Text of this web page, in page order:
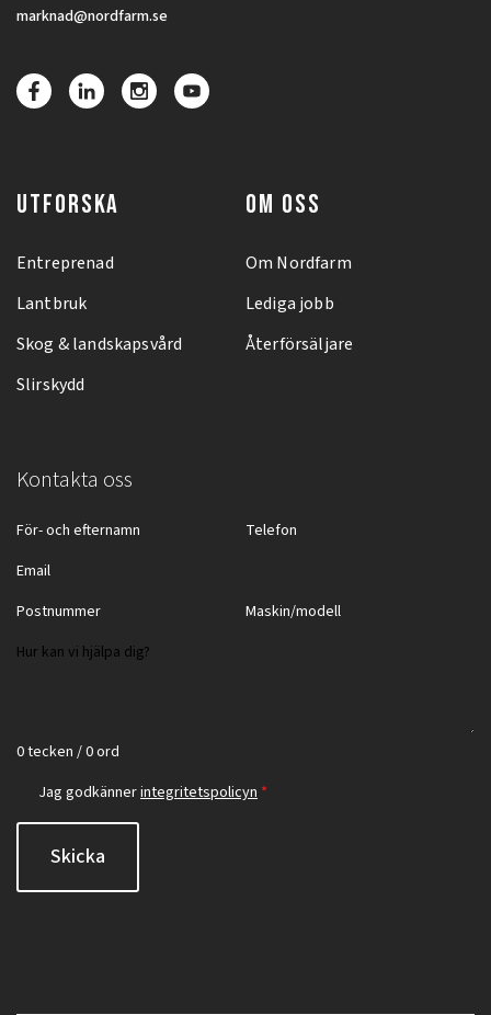
marknad@nordfarm.se
UTFORSKA
Entreprenad
Lantbruk
Skog & landskapsvård
Slirskydd
OM OSS
Om Nordfarm
Lediga jobb
Återförsäljare
Kontakta oss
0 tecken / 0 ord
Jag godkännerintegritetspolicyn *
Skicka